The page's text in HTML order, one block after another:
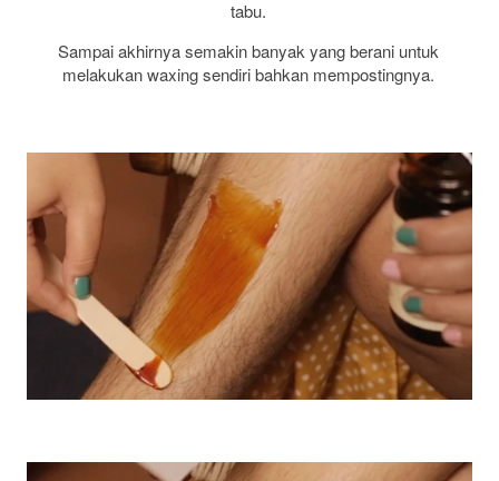
tabu.
Sampai akhirnya semakin banyak yang berani untuk
melakukan waxing sendiri bahkan mempostingnya.